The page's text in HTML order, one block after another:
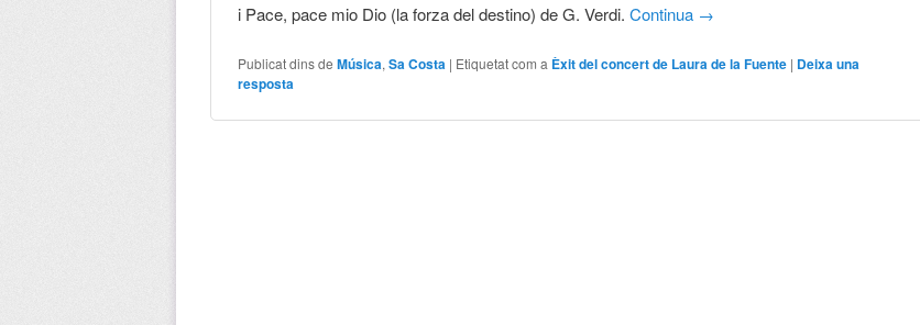
i Pace, pace mio Dio (la forza del destino) de G. Verdi.Continua →
Publicat dins de Música,Sa Costa | Etiquetat com a Èxit del concert de Laura de la Fuente | Deixa una
resposta